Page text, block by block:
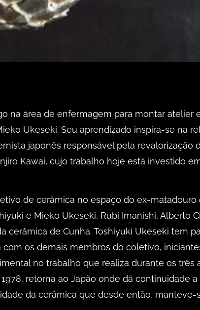
na área de enfermagem para montar atelier
Ukeseki. Seu aprendizado inspira-se na
japonês responsável pela revalorização
Kawai, cujo trabalho hoje está investido
de cerâmica no espaço do ex-matadouro
e Mieko Ukeseki, Rubi Imanishi, Alberto
cerâmica de Cunha. Toshiyuki Ukeseki tem
os demais membros do coletivo,
no trabalho que realiza durante os três
retorna ao Japão onde dá continuidade
da cerâmica que desde então, manteve-